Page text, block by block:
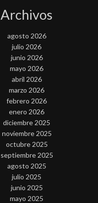
Archivos
agosto 2026
julio 2026
junio 2026
mayo 2026
abril 2026
marzo 2026
febrero 2026
enero 2026
diciembre 2025
noviembre 2025
octubre 2025
septiembre 2025
agosto 2025
julio 2025
junio 2025
mayo 2025